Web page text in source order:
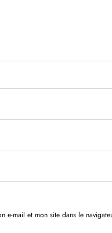
e-mail et mon site dans le